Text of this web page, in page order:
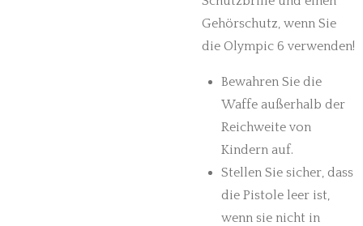
Gehörschutz, wenn Sie
die Olympic 6 verwenden!
Bewahren Sie die
Waffe außerhalb der
Reichweite von
Kindern auf.
Stellen Sie sicher, dass
die Pistole leer ist,
wenn sie nicht in